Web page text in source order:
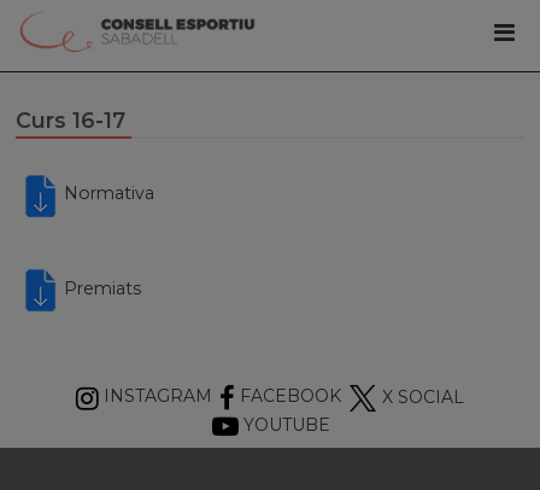
Curs 16-17
Normativa
Premiats
INSTAGRAM FACEBOOK
X SOCIAL
YOUTUBE